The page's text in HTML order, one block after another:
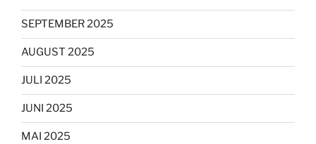
SEPTEMBER 2025
AUGUST 2025
JULI 2025
JUNI 2025
MAI 2025